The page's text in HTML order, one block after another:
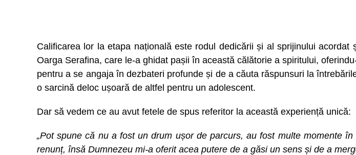
Calificarea lor la etapa națională este rodul dedicării și al sprijinului acordat
Oarga Serafina, care le-a ghidat pașii în această călătorie a spiritului,
pentru a se angaja în dezbateri profunde și de a căuta răspunsuri la
o sarcină deloc ușoară de altfel pentru un adolescent.
Dar să vedem ce au avut fetele de spus referitor la această experiență unică:
„Pot spune că nu a fost un drum ușor de parcurs, au fost multe momente
renunț, însă Dumnezeu mi-a oferit acea putere de a găsi un sens și de a